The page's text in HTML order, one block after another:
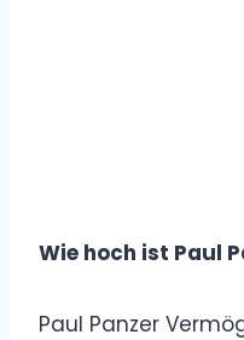
Wie hoch ist Paul
Paul Panzer